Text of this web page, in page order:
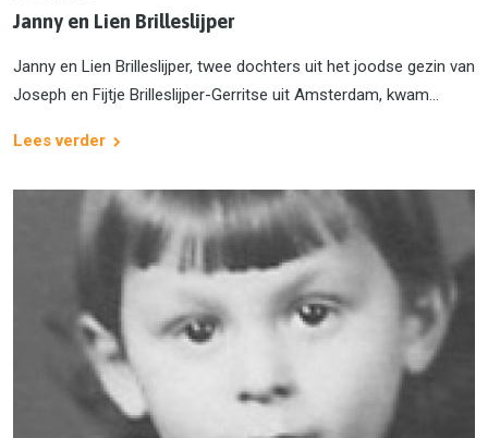
Janny en Lien Brilleslijper
Janny en Lien Brilleslijper, twee dochters uit het joodse gezin van
Joseph en Fijtje Brilleslijper-Gerritse uit Amsterdam, kwam...
Lees verder